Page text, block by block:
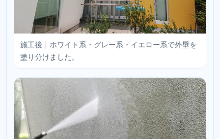
施工後｜ホワイト系・グレー系・イエロー系で外壁を
塗り分けました。
株式会社丸巧